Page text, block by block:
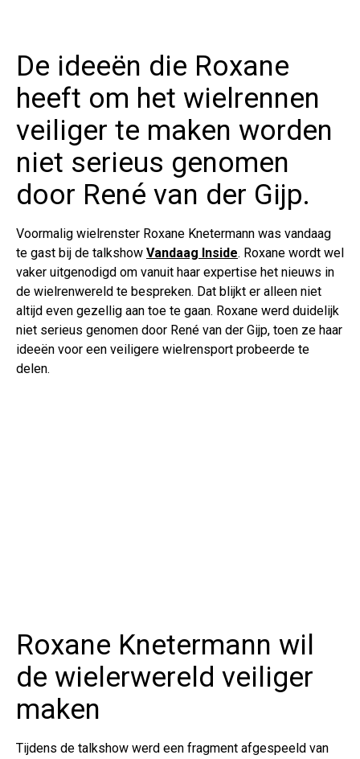
De ideeën die Roxane
heeft om het wielrennen
veiliger te maken worden
niet serieus genomen
door René van der Gijp.
Voormalig wielrenster Roxane Knetermann was vandaag
te gast bij de talkshow Vandaag Inside. Roxane wordt wel
vaker uitgenodigd om vanuit haar expertise het nieuws in
de wielrenwereld te bespreken. Dat blijkt er alleen niet
altijd even gezellig aan toe te gaan. Roxane werd duidelijk
niet serieus genomen door René van der Gijp, toen ze haar
ideeën voor een veiligere wielrensport probeerde te
delen.
Roxane Knetermann wil
de wielerwereld veiliger
maken
Tijdens de talkshow werd een fragment afgespeeld van